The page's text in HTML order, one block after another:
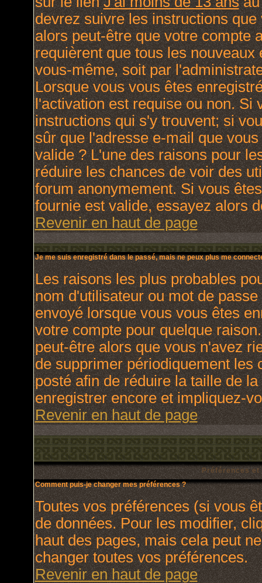
devrez suivre les instructions
alors peut-être que votre compte
requièrent que tous les
vous-même, soit par
Lorsque vous vous êtes
l'activation est requise ou non. Si
instructions qui s'y trouvent; si
sûr que l'adresse e-mail que
valide ? L'une des raisons pour
réduire les chances de voir des
forum anonymement. Si vous
fournie est valide, essayez alors
Revenir en haut de page
Je me suis enregistré dans le passé, mais ne peux plus me
Les raisons les plus probables
nom d'utilisateur ou mot de
envoyé lorsque vous vous êtes
votre compte pour quelque
peut-être alors que vous n'avez
de supprimer périodiquement les
posté afin de réduire la taille de
enregistrer encore et impliquez-
Revenir en haut de page
Préférences
Comment puis-je changer mes préférences ?
Toutes vos préférences (si vous
de données. Pour les modifier,
haut des pages, mais cela peut
changer toutes vos préférences.
Revenir en haut de page